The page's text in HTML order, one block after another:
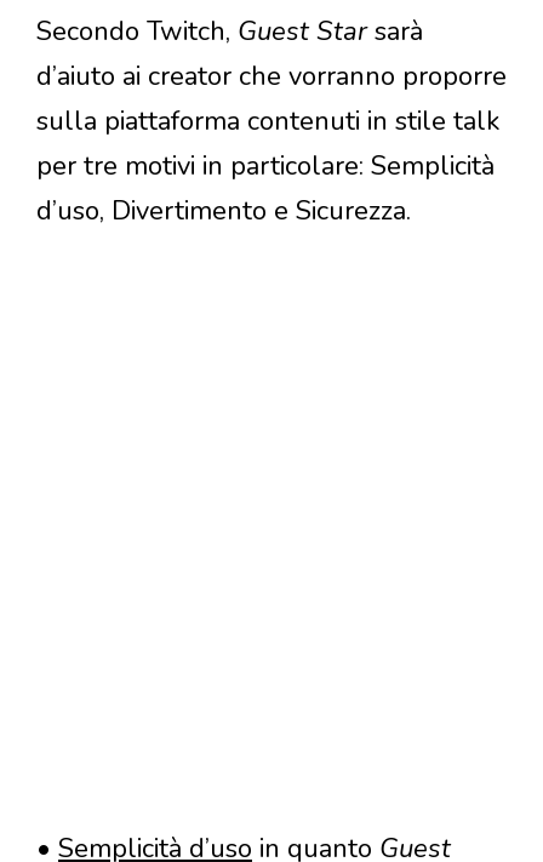
Secondo Twitch, Guest Starsarà
d’aiuto ai creator che vorranno proporre
sulla piattaforma contenuti in stile talk
per tre motivi in particolare: Semplicità
d’uso, Divertimento e Sicurezza.
• Semplicità d’uso in quanto Guest